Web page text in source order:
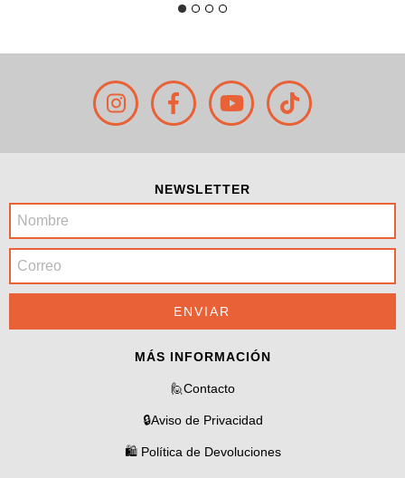
NEWSLETTER
MÁS INFORMACIÓN
🙋Contacto
🔒Aviso de Privacidad
🛍️ Política de Devoluciones